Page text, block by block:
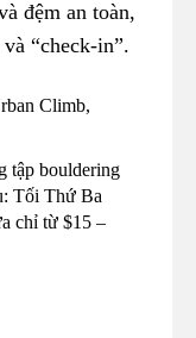
đệm an toàn,
“check-in”.
Climb,
tập bouldering
Tối Thứ Ba
chỉ từ $15 –